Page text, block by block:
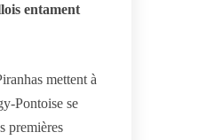
entament
mettent à
Pontoise se
premières